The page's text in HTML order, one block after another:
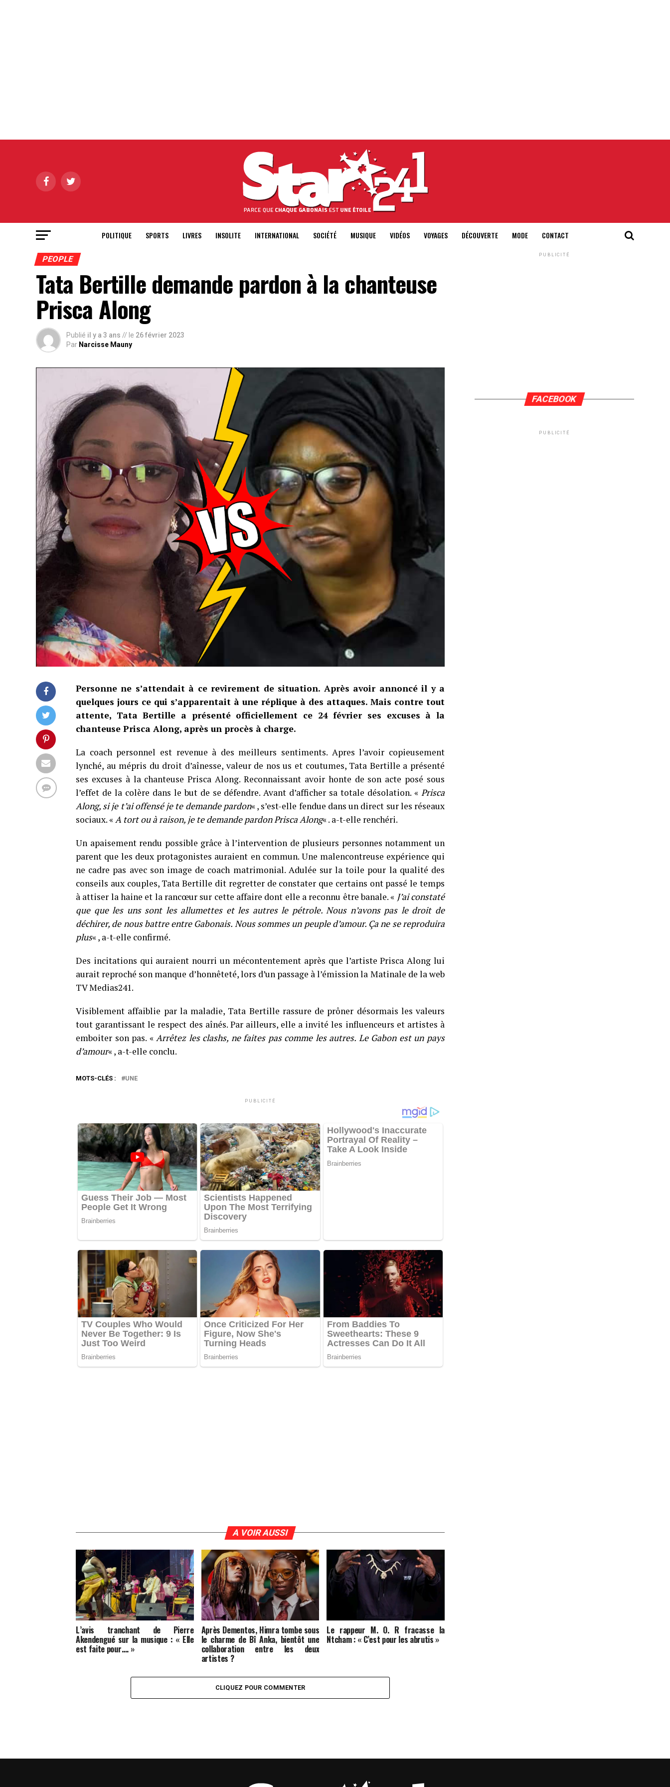
POLITIQUE SPORTS LIVRES INSOLITE INTERNATIONAL SOCIÉTÉ MUSIQUE VIDÉOS VOYAGES DÉCOUVERTE MODE CONTACT
PEOPLE
Tata Bertille demande pardon à la chanteuse
Prisca Along
Publié il y a 3 ans // le 26 février 2023
Par Narcisse Mauny
Personne ne s’attendait à ce revirement de situation. Après avoir annoncé il y a
quelques jours ce qui s’apparentait à une réplique à des attaques. Mais contre tout
attente, Tata Bertille a présenté officiellement ce 24 février ses excuses à la
chanteuse Prisca Along, après un procès à charge.
La coach personnel est revenue à des meilleurs sentiments. Apres l’avoir copieusement
lynché, au mépris du droit d’aînesse, valeur de nos us et coutumes, Tata Bertille a présenté
ses excuses à la chanteuse Prisca Along. Reconnaissant avoir honte de son acte posé sous
l’effet de la colère dans le but de se défendre. Avant d’afficher sa totale désolation. « Prisca
Along, si je t’ai offensé je te demande pardon« , s’est-elle fendue dans un direct sur les réseaux
sociaux. «A tort ou à raison, je te demande pardon Prisca Along« . a-t-elle renchéri.
Un apaisement rendu possible grâce à l’intervention de plusieurs personnes notamment un
parent que les deux protagonistes auraient en commun. Une malencontreuse expérience qui
ne cadre pas avec son image de coach matrimonial. Adulée sur la toile pour la qualité des
conseils aux couples, Tata Bertille dit regretter de constater que certains ont passé le temps
à attiser la haine et la rancœur sur cette affaire dont elle a reconnu être banale. « J’ai constaté
que que les uns sont les allumettes et les autres le pétrole. Nous n’avons pas le droit de
déchirer, de nous battre entre Gabonais. Nous sommes un peuple d’amour. Ça ne se reproduira
plus« , a-t-elle confirmé.
Des incitations qui auraient nourri un mécontentement après que l’artiste Prisca Along lui
aurait reproché son manque d’honnêteté, lors d’un passage à l’émission la Matinale de la web
TV Medias241.
Visiblement affaiblie par la maladie, Tata Bertille rassure de prôner désormais les valeurs
tout garantissant le respect des aînés. Par ailleurs, elle a invité les influenceurs et artistes à
emboiter son pas. «Arrêtez les clashs, ne faites pas comme les autres. Le Gabon est un pays
d’amour« , a-t-elle conclu.
MOTS-CLÉS : UNE
PUBLICITÉ
A VOIR AUSSI
L’avis tranchant de Pierre
Akendengué sur la musique : « Elle
est faite pour…. »
Après Dementos, Himra tombe sous
le charme de Bî Anka, bientôt une
collaboration entre les deux
artistes ?
Le rappeur M. O. R fracasse la
Ntcham : « C’est pour les abrutis »
CLIQUEZ POUR COMMENTER
PUBLICITÉ
FACEBOOK
PUBLICITÉ